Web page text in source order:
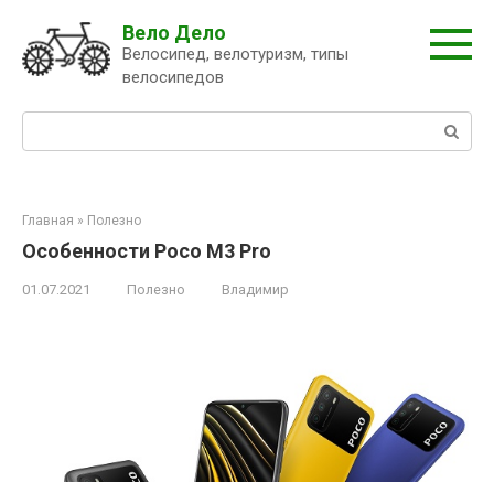
контенту
Вело Дело
Велосипед, велотуризм, типы
велосипедов
Главная » Полезно
Особенности Poco M3 Pro
01.07.2021 Полезно Владимир